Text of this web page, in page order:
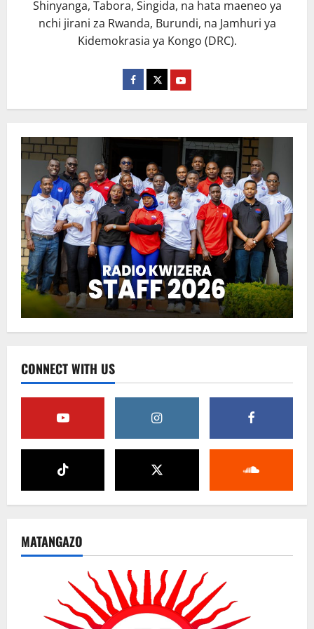
Shinyanga, Tabora, Singida, na hata maeneo ya
nchi jirani za Rwanda, Burundi, na Jamhuri ya
Kidemokrasia ya Kongo (DRC).
CONNECT WITH US
MATANGAZO